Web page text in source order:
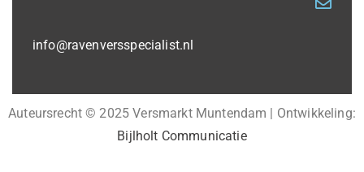
info@ravenversspecialist.nl
Auteursrecht © 2025 Versmarkt Muntendam | Ontwikkeling:
Bijlholt Communicatie